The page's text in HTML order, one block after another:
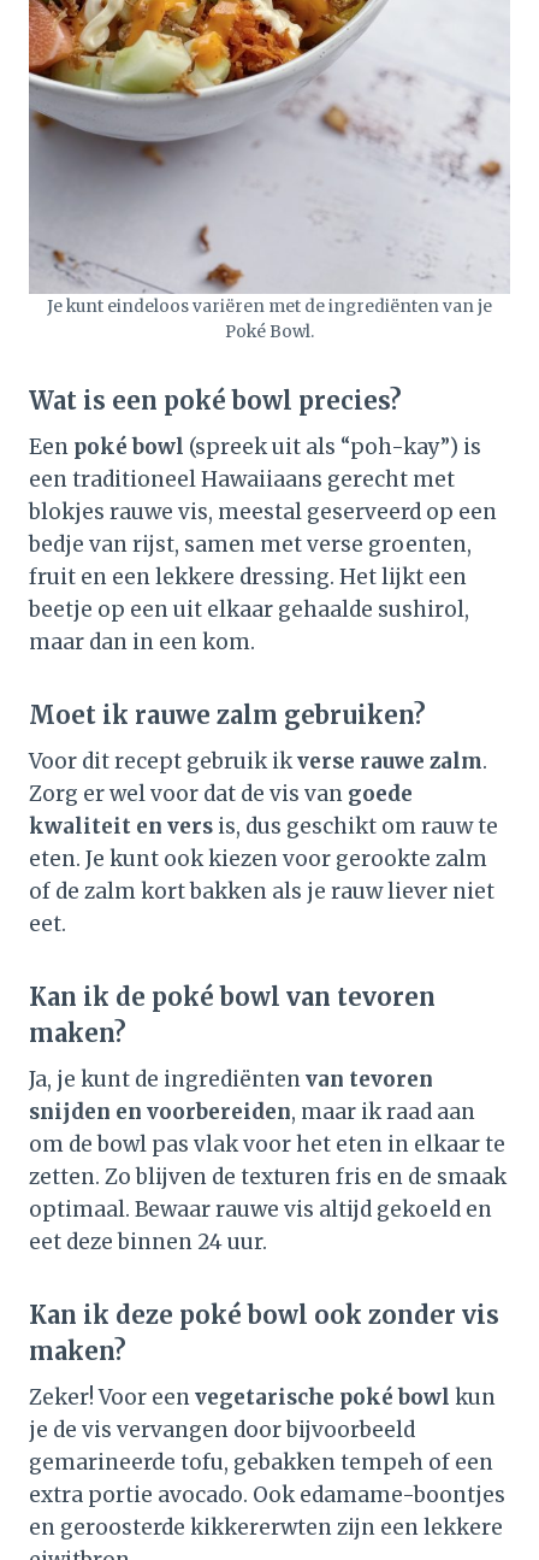
Je kunt eindeloos variëren met de ingrediënten van je
Poké Bowl.
Wat is een poké bowl precies?
Een poké bowl (spreek uit als “poh-kay”) is
een traditioneel Hawaiiaans gerecht met
blokjes rauwe vis, meestal geserveerd op een
bedje van rijst, samen met verse groenten,
fruit en een lekkere dressing. Het lijkt een
beetje op een uit elkaar gehaalde sushirol,
maar dan in een kom.
Moet ik rauwe zalm gebruiken?
Voor dit recept gebruik ikverse rauwe zalm.
Zorg er wel voor dat de vis van goede
kwaliteit en vers is, dus geschikt om rauw te
eten. Je kunt ook kiezen voor gerookte zalm
of de zalm kort bakken als je rauw liever niet
eet.
Kan ik de poké bowl van tevoren
maken?
Ja, je kunt de ingrediëntenvan tevoren
snijden en voorbereiden, maar ik raad aan
om de bowl pas vlak voor het eten in elkaar te
zetten. Zo blijven de texturen fris en de smaak
optimaal. Bewaar rauwe vis altijd gekoeld en
eet deze binnen 24 uur.
Kan ik deze poké bowl ook zonder vis
maken?
Zeker! Voor eenvegetarische poké bowl kun
je de vis vervangen door bijvoorbeeld
gemarineerde tofu, gebakken tempeh of een
extra portie avocado. Ook edamame-boontjes
en geroosterde kikkererwten zijn een lekkere